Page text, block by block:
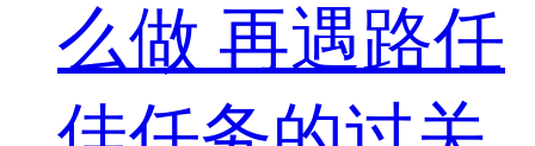
么做 再遇路任